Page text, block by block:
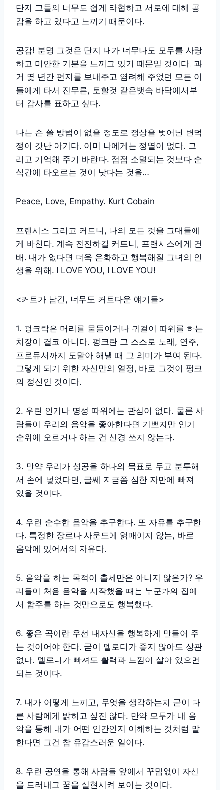
단지 그들의 너무도 쉽게 타협하고 서로에 대해 공
감을 하고 있다고 느끼기 때문이다.
공감! 분명 그것은 단지 내가 너무나도 모두를 사랑
하고 미안한 기분을 느끼고 있기 때문일 것이다. 과
거 몇 년간 편지를 보내주고 염려해 주었던 모든 이
들에게 타서 진무른, 토할것 같은뱃속 바닥에서부
터 감사를 표하고 싶다.
나는 손 쓸 방법이 없을 정도로 정상을 벗어난 변덕
쟁이 갓난 아기다. 이미 나에게는 정열이 없다. 그
리고 기억해 주기 바란다. 점점 소멸되는 것보다 순
식간에 타오르는 것이 낫다는 것을…
Peace, Love, Empathy. Kurt Cobain
프랜시스 그리고 커트니, 나의 모든 것을 그대들에
게 바친다. 계속 전진하길 커트니, 프랜시스에게 건
배. 내가 없다면 더욱 온화하고 행복해질 그녀의 인
생을 위해. I LOVE YOU, I LOVE YOU!
<커트가 남긴, 너무도 커트다운 얘기들>
1. 펑크락은 머리를 물들이거나 귀걸이 따위를 하는
치장이 결코 아니다. 펑크란 그 스스로 노래, 연주,
프로듀서까지 도맡아 해낼 때 그 의미가 부여 된다.
그렇게 되기 위한 자신만의 열정, 바로 그것이 펑크
의 정신인 것이다.
2. 우린 인기나 명성 따위에는 관심이 없다. 물론 사
람들이 우리의 음악을 좋아한다면 기쁘지만 인기
순위에 오르거나 하는 건 신경 쓰지 않는다.
3. 만약 우리가 성공을 하나의 목표로 두고 분투해
서 손에 넣었다면, 글쎄 지금쯤 심한 자만에 빠져
있을 것이다.
4. 우린 순수한 음악을 추구한다. 또 자유를 추구한
다. 특정한 장르나 사운드에 얽매이지 않는, 바로
음악에 있어서의 자유다.
5. 음악을 하는 목적이 출세만은 아니지 않은가? 우
리들이 처음 음악을 시작했을 때는 누군가의 집에
서 합주를 하는 것만으로도 행복했다.
6. 좋은 곡이란 우선 내자신을 행복하게 만들어 주
는 것이어야 한다. 굳이 멜로디가 좋지 않아도 상관
없다. 멜로디가 빠져도 활력과 느낌이 살아 있으면
되는 것이다.
7. 내가 어떻게 느끼고, 무엇을 생각하는지 굳이 다
른 사람에게 밝히고 싶진 않다. 만약 모두가 내 음
악을 통해 내가 어떤 인간인지 이해하는 것처럼 말
한다면 그건 참 유감스러운 일이다.
8. 우린 공연을 통해 사람들 앞에서 꾸밈없이 자신
을 드러내고 꿈을 실현시켜 보이는 것이다.